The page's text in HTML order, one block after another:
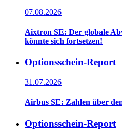
07.08.2026
Aixtron SE: Der globale
könnte sich fortsetzen!
Optionsschein-Report
31.07.2026
Airbus SE: Zahlen über
Optionsschein-Report